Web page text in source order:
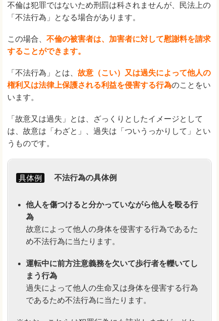
不倫は犯罪ではないため刑罰は科されませんが、民法上の
「不法行為」となる場合があります。
この場合、 不倫の被害者は、加害者に対して慰謝料を請求
することができます。
「不法行為」とは、 故意（こい）又は過失によって他人の
権利又は法律上保護される利益を侵害する行為のことをい
います。
「故意又は過失」とは、ざっくりとしたイメージとして
は、故意は「わざと」、過失は「ついうっかりして」とい
うものです。
具体例 不法行為の具体例
他人を傷つけると分かっていながら他人を殴る行
為
故意によって他人の身体を侵害する行為であるた
め不法行為に当たります。
運転中に前方注意義務を欠いて歩行者を轢いてし
まう行為
過失によって他人の生命又は身体を侵害する行為
であるため不法行為に当たります。